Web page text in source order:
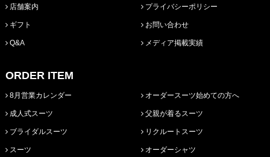
店舗案内
ギフト
Q&A
プライバシーポリシー
お問い合わせ
メディア掲載実績
ORDER ITEM
8月営業カレンダー
成人式スーツ
ブライダルスーツ
スーツ
オーダースーツ始めての方へ
父親が着るスーツ
リクルートスーツ
オーダーシャツ